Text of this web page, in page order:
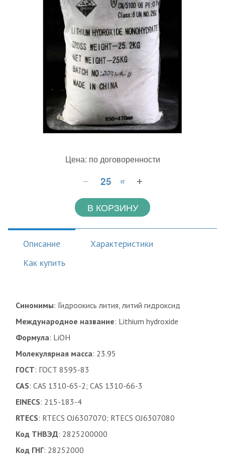
Цена: по договоренности
кг
В КОРЗИНУ
Описание
Характеристики
Как купить
Синонимы: Гидроокись лития, литий гидроксид
Международное название: Lithium hydroxide
Формула: LiOH
Молекулярная масса: 23.95
ГОСТ: ГОСТ 8595-83
CAS: CAS 1310-65-2; CAS 1310-66-3
EINECS: 215-183-4
RTECS: RTECS OJ6307070; RTECS OJ6307080
Код ТНВЭД: 2825200000
Код ГНГ: 28252000